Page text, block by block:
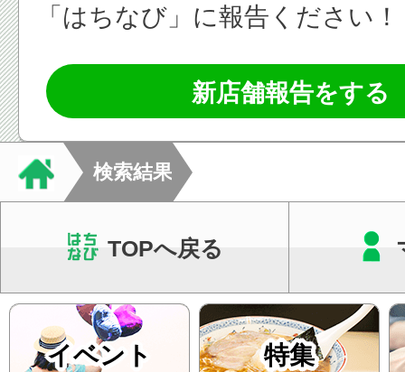
「はちなび」に報告ください！
新店舗報告をする
検索結果
TOPへ戻る
イベント 特集